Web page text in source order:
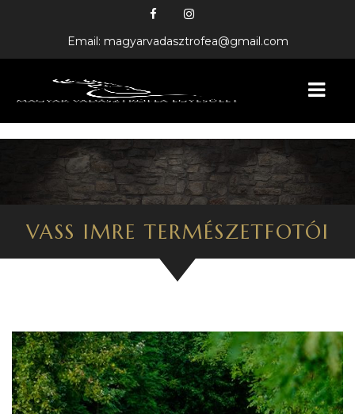
Email: magyarvadasztrofea@gmail.com
KEZDŐLAP
BEMUTATKOZÁS
HÍREINK
FELAJÁNLÓINK
VADÁSZKÖNYVEK
TERMÉSZETFOTÓK
VASS IMRE TERMÉSZETFOTÓI